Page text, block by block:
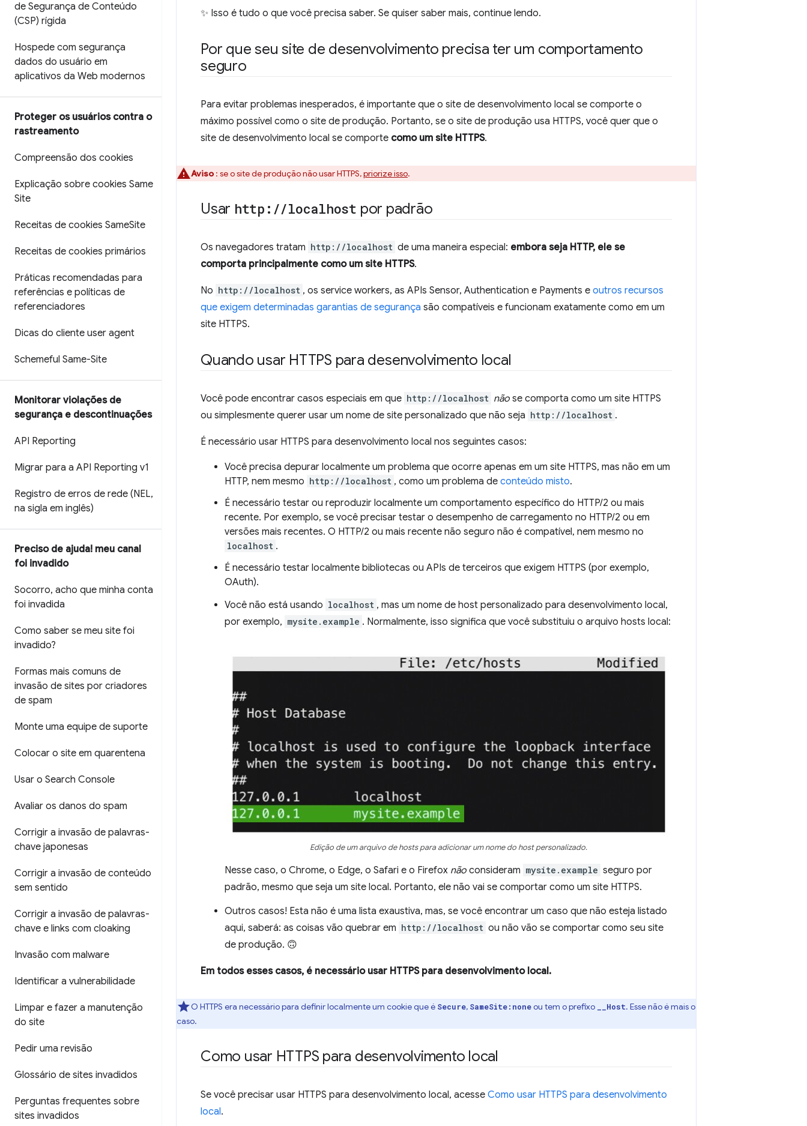
de Segurança de Conteúdo
(CSP) rígida
Hospede com segurança
dados do usuário em
aplicativos da Web modernos
Proteger os usuários contra o
rastreamento
Compreensão dos cookies
Explicação sobre cookies Same
Site
Receitas de cookies SameSite
Receitas de cookies primários
Práticas recomendadas para
referências e políticas de
referenciadores
Dicas do cliente user agent
Schemeful Same-Site
Monitorar violações de
segurança e descontinuações
API Reporting
Migrar para a API Reporting v1
Registro de erros de rede (NEL,
na sigla em inglês)
Preciso de ajuda! meu canal
foi invadido
Socorro, acho que minha conta
foi invadida
Como saber se meu site foi
invadido?
Formas mais comuns de
invasão de sites por criadores
de spam
Monte uma equipe de suporte
Colocar o site em quarentena
Usar o Search Console
Avaliar os danos do spam
Corrigir a invasão de palavras-
chave japonesas
Corrigir a invasão de conteúdo
sem sentido
Corrigir a invasão de palavras-
chave e links com cloaking
Invasão com malware
Identificar a vulnerabilidade
Limpar e fazer a manutenção
do site
Pedir uma revisão
Glossário de sites invadidos
Perguntas frequentes sobre
sites invadidos
✨ Isso é tudo o que você precisa saber. Se quiser saber mais, continue lendo.
Por que seu site de desenvolvimento precisa ter um comportamento
seguro
Para evitar problemas inesperados, é importante que o site de desenvolvimento local se comporte o
máximo possível como o site de produção. Portanto, se o site de produção usa HTTPS, você quer que o
site de desenvolvimento local se comporte como um site HTTPS.
Aviso : se o site de produção não usar HTTPS,priorize isso.
Usar http: //localhost por padrão
Os navegadores tratam http://localhost de uma maneira especial: embora seja HTTP, ele se
comporta principalmente como um site HTTPS.
No http://localhost , os service workers, as APIs Sensor, Authentication e Payments e outros recursos
que exigem determinadas garantias de segurança são compatíveis e funcionam exatamente como em um
site HTTPS.
Quando usar HTTPS para desenvolvimento local
Você pode encontrar casos especiais em que http://localhost não se comporta como um site HTTPS
ou simplesmente querer usar um nome de site personalizado que não seja http://localhost .
É necessário usar HTTPS para desenvolvimento local nos seguintes casos:
Você precisa depurar localmente um problema que ocorre apenas em um site HTTPS, mas não em um
HTTP, nem mesmo http://localhost , como um problema de conteúdo misto.
É necessário testar ou reproduzir localmente um comportamento específico do HTTP/2 ou mais
recente. Por exemplo, se você precisar testar o desempenho de carregamento no HTTP/2 ou em
versões mais recentes. O HTTP/2 ou mais recente não seguro não é compatível, nem mesmo no
localhost .
É necessário testar localmente bibliotecas ou APIs de terceiros que exigem HTTPS (por exemplo,
OAuth).
Você não está usando localhost , mas um nome de host personalizado para desenvolvimento local,
por exemplo, mysite.example . Normalmente, isso significa que você substituiu o arquivo hosts local:
Edição de um arquivo de hosts para adicionar um nome do host personalizado.
Nesse caso, o Chrome, o Edge, o Safari e o Firefox não consideram mysite.example seguro por
padrão, mesmo que seja um site local. Portanto, ele não vai se comportar como um site HTTPS.
Outros casos! Esta não é uma lista exaustiva, mas, se você encontrar um caso que não esteja listado
aqui, saberá: as coisas vão quebrar em http://localhost ou não vão se comportar como seu site
de produção. 🙃
Em todos esses casos, é necessário usar HTTPS para desenvolvimento local.
O HTTPS era necessário para definir localmente um cookie que é Secure, SameSite:noneou tem o prefixo __Host. Esse não é mais o
caso.
Como usar HTTPS para desenvolvimento local
Se você precisar usar HTTPS para desenvolvimento local, acesse Como usar HTTPS para desenvolvimento
local.